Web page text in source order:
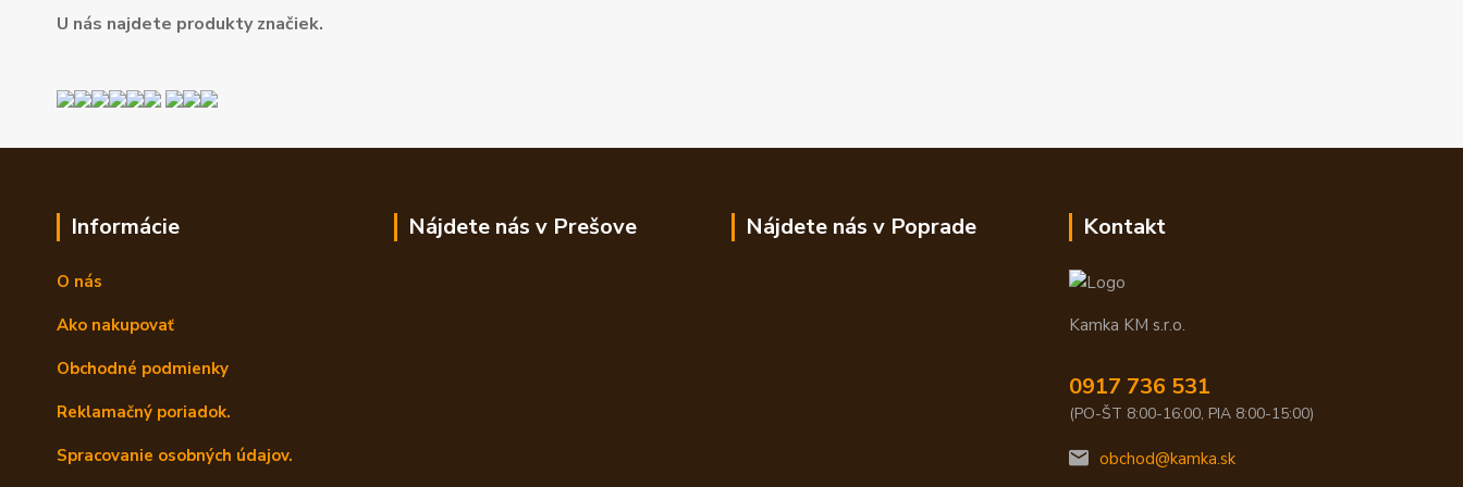
U nás najdete produkty značiek.
Informácie
O nás
Ako nakupovať
Obchodné podmienky
Reklamačný poriadok.
Spracovanie osobných údajov.
Nájdete nás v Prešove Nájdete nás v Poprade Kontakt
Kamka KM s.r.o.
0917 736 531
(PO-ŠT 8:00-16:00, PIA 8:00-15:00)
obchod@kamka.sk